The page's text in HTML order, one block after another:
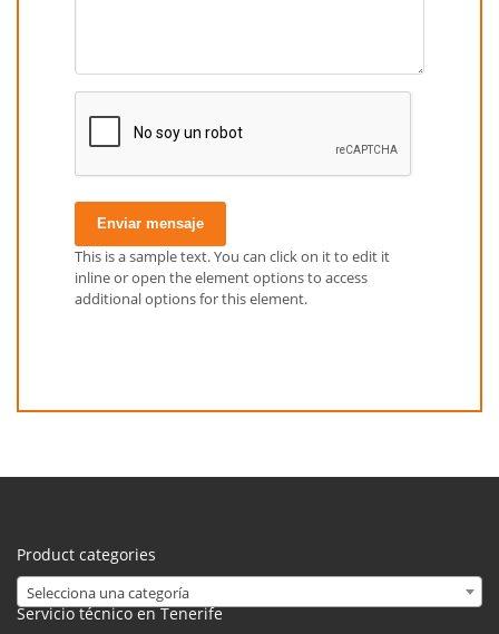
Enviar mensaje
This is a sample text. You can click on it to edit it
inline or open the element options to access
additional options for this element.
Product categories
Selecciona una categoría
Servicio técnico en Tenerife